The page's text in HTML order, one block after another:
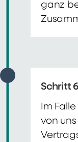
ganz
Schritt 6
Im
von